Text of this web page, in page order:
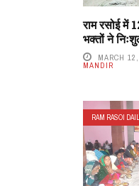
राम रसोई
भक्तों ने
MARCH
MANDIR
RAM RASOI